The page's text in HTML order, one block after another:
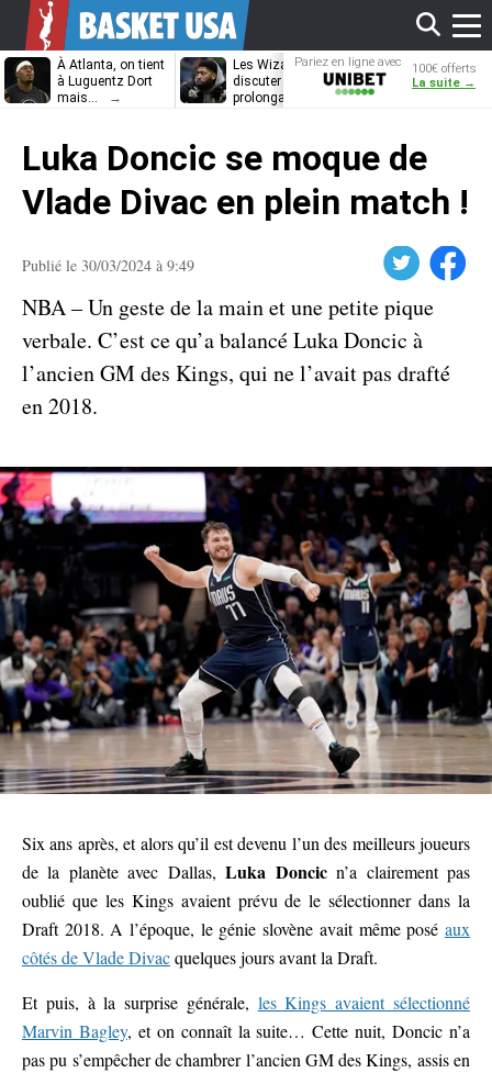
À Atlanta, on tient
à Luguentz Dort
mais…
Les Wizards vont
discuter
prolongation avec
Dennis
découvrira-t-il
Pariez en ligne avec
Unibet
100€ offerts
La suite →
Luka Doncic se moque de
Vlade Divac en plein match !
Publié le 30/03/2024 à 9:49 Facebook
NBA – Un geste de la main et une petite pique
verbale. C’est ce qu’a balancé Luka Doncic à
l’ancien GM des Kings, qui ne l’avait pas drafté
en 2018.
Six ans après, et alors qu’il est devenu l’un des meilleurs joueurs
de la planète avec Dallas,Luka Doncicn’a clairement pas
oublié que les Kings avaient prévu de le sélectionner dans la
Draft 2018. A l’époque, le génie slovène avait même posé aux
côtés de Vlade Divacquelques jours avant la Draft.
Et puis, à la surprise générale, les Kings avaient sélectionné
Marvin Bagley, et on connaît la suite… Cette nuit, Doncic n’a
pas pu s’empêcher de chambrer l’ancien GM des Kings, assis en